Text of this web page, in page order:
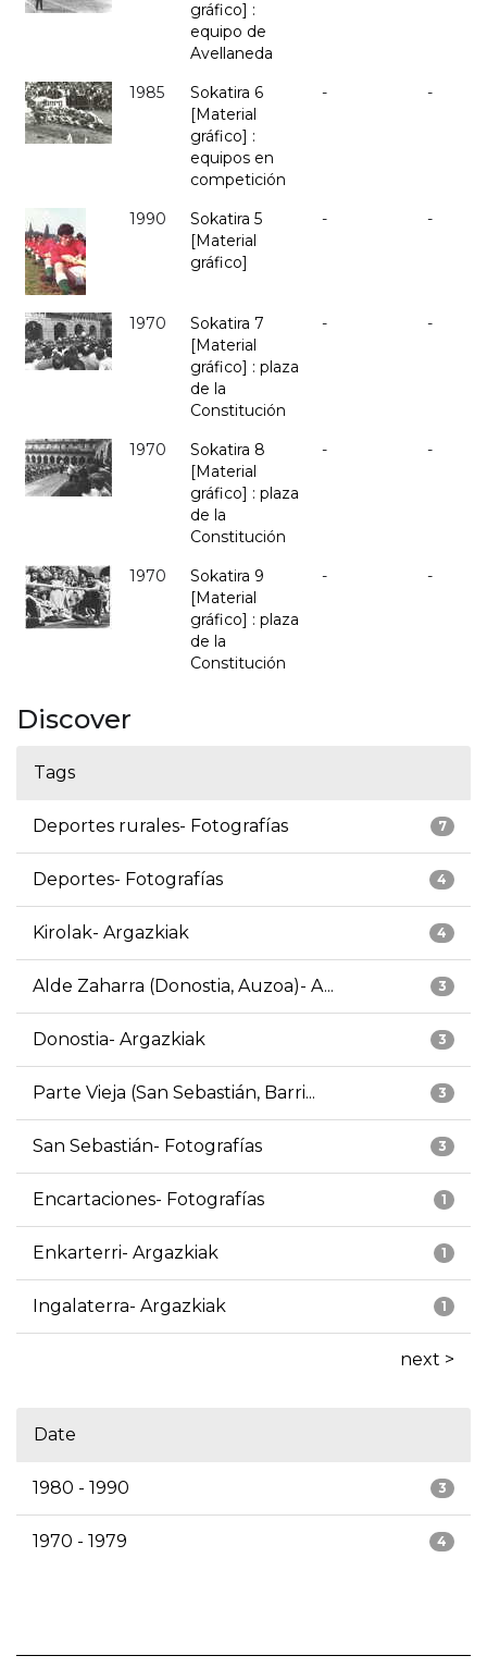
gráfico] :
equipo de
Avellaneda
1985
Sokatira 6
[Material
gráfico] :
equipos en
competición
- -
1990
Sokatira 5
[Material
gráfico]
- -
1970
Sokatira 7
[Material
gráfico] : plaza
de la
Constitución
- -
1970
Sokatira 8
[Material
gráfico] : plaza
de la
Constitución
- -
1970
Sokatira 9
[Material
gráfico] : plaza
de la
Constitución
- -
Discover
Tags
7
Deportes rurales- Fotografías
4
Deportes- Fotografías
4
Kirolak- Argazkiak
3
Alde Zaharra (Donostia, Auzoa)- A...
3
Donostia- Argazkiak
3
Parte Vieja (San Sebastián, Barri...
3
San Sebastián- Fotografías
1
Encartaciones- Fotografías
1
Enkarterri- Argazkiak
1
Ingalaterra- Argazkiak
next >
Date
3
1980 - 1990
4
1970 - 1979